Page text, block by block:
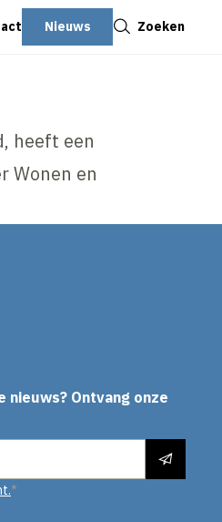
Nieuws Zoeken
heeft een
Wonen en
Ontvang onze
Sluiten